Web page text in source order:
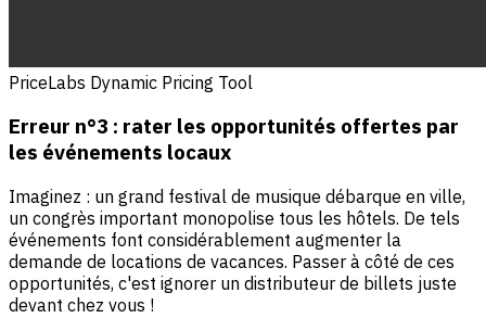
PriceLabs Dynamic Pricing Tool
Erreur n°3 : rater les opportunités offertes par
les événements locaux
Imaginez : un grand festival de musique débarque en ville,
un congrès important monopolise tous les hôtels. De tels
événements font considérablement augmenter la
demande de locations de vacances. Passer à côté de ces
opportunités, c'est ignorer un distributeur de billets juste
devant chez vous !